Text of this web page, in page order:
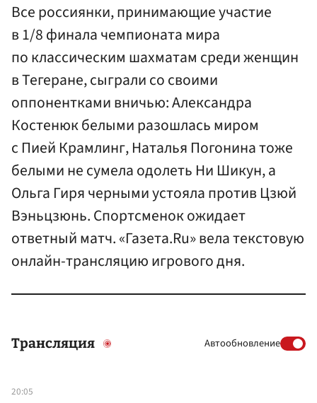
Все россиянки, принимающие участие
в 1/8 финала чемпионата мира
по классическим шахматам среди женщин
в Тегеране, сыграли со своими
оппонентками вничью: Александра
Костенюк белыми разошлась миром
с Пией Крамлинг, Наталья Погонина тоже
белыми не сумела одолеть Ни Шикун, а
Ольга Гиря черными устояла против Цзюй
Вэньцзюнь. Спортсменок ожидает
ответный матч. «Газета.Ru» вела текстовую
онлайн-трансляцию игрового дня.
Трансляция Автообновление
20:05